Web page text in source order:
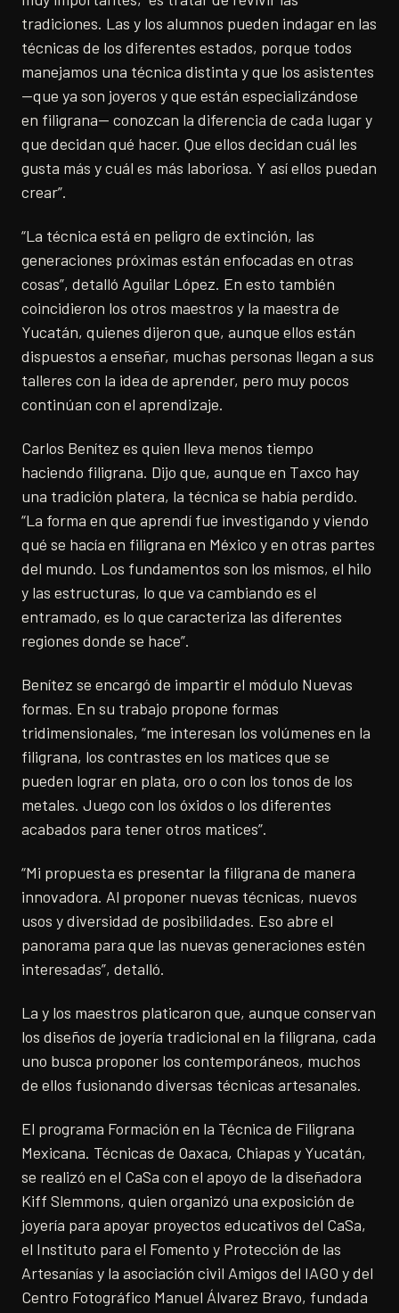
tradiciones. Las y los alumnos pueden indagar en las
técnicas de los diferentes estados, porque todos
manejamos una técnica distinta y que los asistentes
—que ya son joyeros y que están especializándose
en filigrana— conozcan la diferencia de cada lugar y
que decidan qué hacer. Que ellos decidan cuál les
gusta más y cuál es más laboriosa. Y así ellos puedan
crear”.
“La técnica está en peligro de extinción, las
generaciones próximas están enfocadas en otras
cosas”, detalló Aguilar López. En esto también
coincidieron los otros maestros y la maestra de
Yucatán, quienes dijeron que, aunque ellos están
dispuestos a enseñar, muchas personas llegan a sus
talleres con la idea de aprender, pero muy pocos
continúan con el aprendizaje.
Carlos Benítez es quien lleva menos tiempo
haciendo filigrana. Dijo que, aunque en Taxco hay
una tradición platera, la técnica se había perdido.
“La forma en que aprendí fue investigando y viendo
qué se hacía en filigrana en México y en otras partes
del mundo. Los fundamentos son los mismos, el hilo
y las estructuras, lo que va cambiando es el
entramado, es lo que caracteriza las diferentes
regiones donde se hace”.
Benítez se encargó de impartir el módulo Nuevas
formas. En su trabajo propone formas
tridimensionales, “me interesan los volúmenes en la
filigrana, los contrastes en los matices que se
pueden lograr en plata, oro o con los tonos de los
metales. Juego con los óxidos o los diferentes
acabados para tener otros matices”.
“Mi propuesta es presentar la filigrana de manera
innovadora. Al proponer nuevas técnicas, nuevos
usos y diversidad de posibilidades. Eso abre el
panorama para que las nuevas generaciones estén
interesadas”, detalló.
La y los maestros platicaron que, aunque conservan
los diseños de joyería tradicional en la filigrana, cada
uno busca proponer los contemporáneos, muchos
de ellos fusionando diversas técnicas artesanales.
El programa Formación en la Técnica de Filigrana
Mexicana. Técnicas de Oaxaca, Chiapas y Yucatán,
se realizó en el CaSa con el apoyo de la diseñadora
Kiff Slemmons, quien organizó una exposición de
joyería para apoyar proyectos educativos del CaSa,
el Instituto para el Fomento y Protección de las
Artesanías y la asociación civil Amigos del IAGO y del
Centro Fotográfico Manuel Álvarez Bravo, fundada